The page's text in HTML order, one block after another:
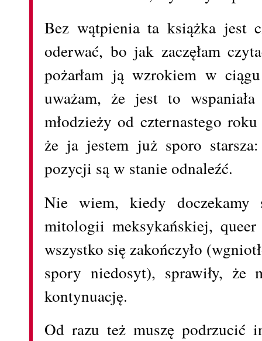
Bez wątpienia ta książka jest
oderwać, bo jak zaczęłam
pożarłam ją wzrokiem w
uważam, że jest to
młodzieży od czternastego
że ja jestem już sporo
pozycji są w stanie odnaleźć.
Nie wiem, kiedy
mitologii meksykańskiej,
wszystko się zakończyło
spory niedosyt), sprawiły, że
kontynuację.
Od razu też muszę podrzucić